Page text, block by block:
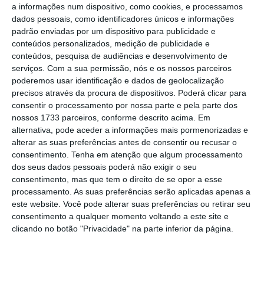
a informações num dispositivo, como cookies, e processamos
dados pessoais, como identificadores únicos e informações
padrão enviadas por um dispositivo para publicidade e
conteúdos personalizados, medição de publicidade e
conteúdos, pesquisa de audiências e desenvolvimento de
serviços. Com a sua permissão, nós e os nossos parceiros
poderemos usar identificação e dados de geolocalização
precisos através da procura de dispositivos. Poderá clicar para
consentir o processamento por nossa parte e pela parte dos
nossos 1733 parceiros, conforme descrito acima. Em
alternativa, pode aceder a informações mais pormenorizadas e
alterar as suas preferências antes de consentir ou recusar o
consentimento. Tenha em atenção que algum processamento
dos seus dados pessoais poderá não exigir o seu
consentimento, mas que tem o direito de se opor a esse
processamento. As suas preferências serão aplicadas apenas a
este website. Você pode alterar suas preferências ou retirar seu
consentimento a qualquer momento voltando a este site e
clicando no botão "Privacidade" na parte inferior da página.
Unidade de Apoio Geral de Material do
Exército (UAGME), “esta iniciativa incidiu na
atualização tecnológica dos sistemas
integrados destas viaturas,dotando-as de
capacidades de controlo remoto e operação
não tripulada, aumentando a sua flexibilidade
de emprego em ambientes de elevado risco e
assegurando maior compatibilidade com as
tecnologias atualmente em utilização no
espaço da Defesa “, refere porta-voz do
Exército Português ao ECO/eRadar.